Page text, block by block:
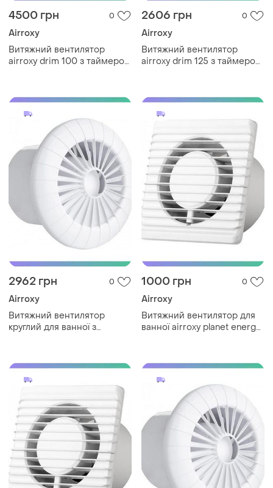
4500 грн 0
Airroxy
Витяжний вентилятор
airroxy drim 100 з таймером
sku_100 hs black
2606 грн 0
Airroxy
Витяжний вентилятор
airroxy drim 125 з таймером
2962 грн 0
Airroxy
Витяжний вентилятор
круглий для ванної з
приміщення sku_01-047
1000 грн 0
Airroxy
Витяжний вентилятор для
ванної airroxy planet energy
sku_01-080